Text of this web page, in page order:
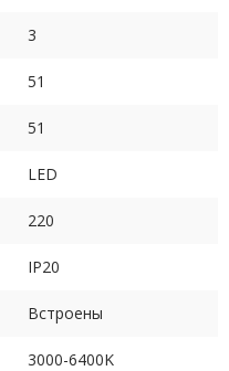
3
51
51
LED
220
IP20
Встроены
3000-6400K